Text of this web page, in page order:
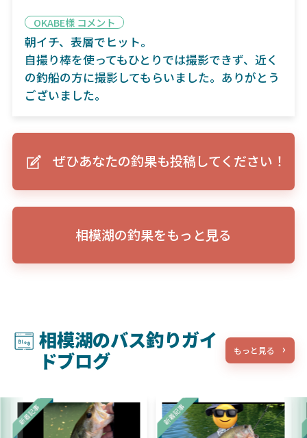
OKABE様 コメント
朝イチ、表層でヒット。
自撮り棒を使ってもひとりでは撮影できず、近く
の釣船の方に撮影してもらいました。ありがとう
ございました。
ぜひあなたの釣果も投稿してください！
相模湖の釣果をもっと見る
相模湖のバス釣りガイ
ドブログ
もっと見る